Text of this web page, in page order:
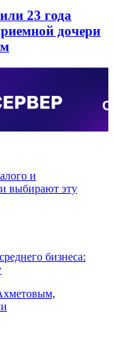
23 года
дочери
бизнеса: